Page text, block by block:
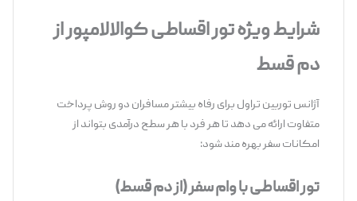
شرایط ویژه تور اقساطیکوالالامپور از
دم قسط
آژانس توربین تراول برای رفاه بیشتر مسافران دو روش پرداخت
متفاوت ارائه می ‌دهد تا هر فرد با هر سطح درآمدی بتواند از
امکانات سفر بهره ‌مند شود:
تور اقساطی با وام سفر (از دم قسط)